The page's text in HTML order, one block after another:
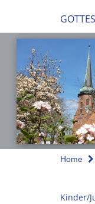
Home
Kinder/